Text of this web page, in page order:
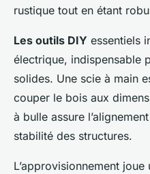
rustique tout en étant
Les outils DIY essentiels
électrique, indispensable
solides. Une scie à main
couper le bois aux
à bulle assure
stabilité des structures.
L’approvisionnement